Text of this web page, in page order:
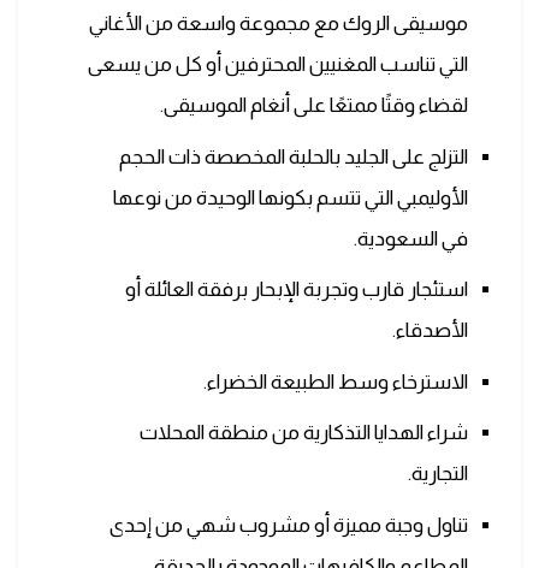
موسيقى الروك مع مجموعة واسعة من الأغاني
التي تناسب المغنيين المحترفين أو كل من يسعى
لقضاء وقتًا ممتعًا على أنغام الموسيقى.
التزلج على الجليد بالحلبة المخصصة ذات الحجم
الأوليمبي التي تتسم بكونها الوحيدة من نوعها
في السعودية.
استئجار قارب وتجربة الإبحار برفقة العائلة أو
الأصدقاء.
الاسترخاء وسط الطبيعة الخضراء.
شراء الهدايا التذكارية من منطقة المحلات
التجارية.
تناول وجبة مميزة أو مشروب شهي من إحدى